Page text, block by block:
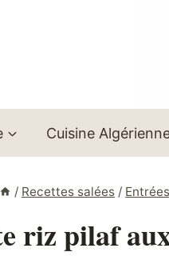
Cuisine
/ Recettes salées /
riz pilaf